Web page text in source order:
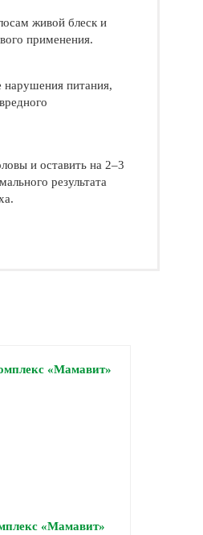
живой блеск и
применения.
нарушения питания,
и оставить на 2–3
результата
«Мамавит»